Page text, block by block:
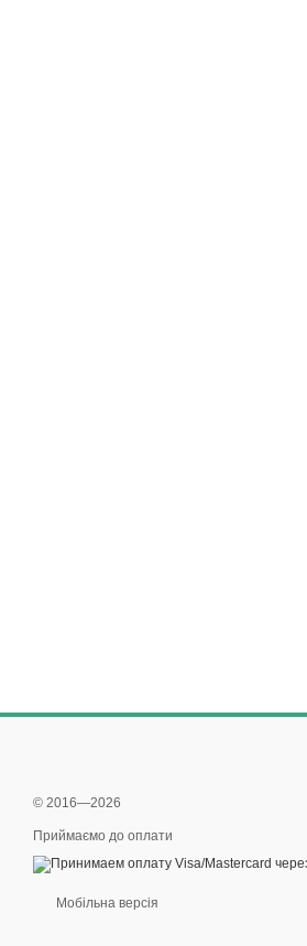
© 2016—2026
Приймаємо до оплати
Мобільна версія